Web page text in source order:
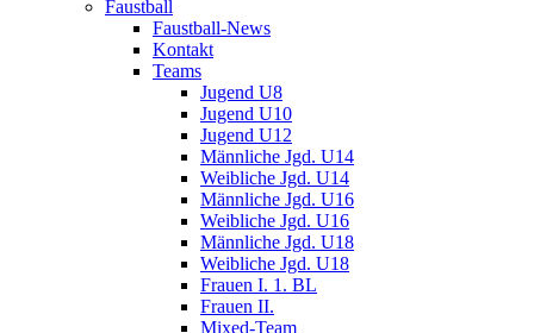
Faustball
Faustball-News
Kontakt
Teams
Jugend U8
Jugend U10
Jugend U12
Männliche Jgd. U14
Weibliche Jgd. U14
Männliche Jgd. U16
Weibliche Jgd. U16
Männliche Jgd. U18
Weibliche Jgd. U18
Frauen I. 1. BL
Frauen II.
Mixed-Team